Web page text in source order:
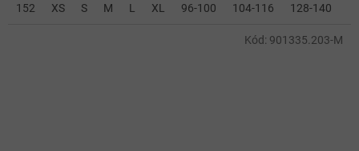
152 XS S M L XL 96-100 104-116 128-140
Kód: 901335.203-M